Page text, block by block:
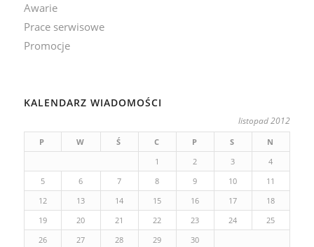
Awarie
Prace serwisowe
Promocje
KALENDARZ WIADOMOŚCI
listopad 2012
P W Ś C P S
N
1
2 3
4
5
6 7 8 9 10
11
12
13 14 15 16 17
18
19
20 21 22 23 24
25
26
27 28 29 30